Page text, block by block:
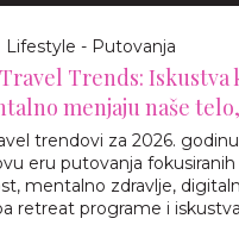
Lifestyle - Putovanja
Trends: Iskustva
menjaju naše
trendovi za 2026.
eru putovanja fokusiranih
mentalno zdravlje,
retreat programe i